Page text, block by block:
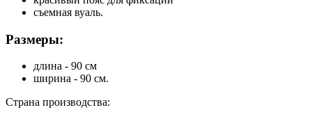
съемная вуаль.
Размеры:
длина - 90 см
ширина - 90 см.
Страна производства: